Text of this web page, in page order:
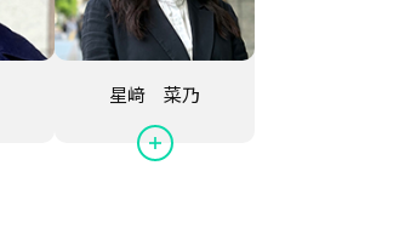
星﨑 菜乃